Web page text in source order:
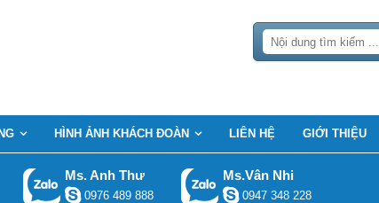
HÌNH ẢNH KHÁCH ĐOÀN LIÊN HỆ GIỚI THIỆU
Ms. Anh Thư
0976 489 888
Ms.Vân Nhi
0947 348 228